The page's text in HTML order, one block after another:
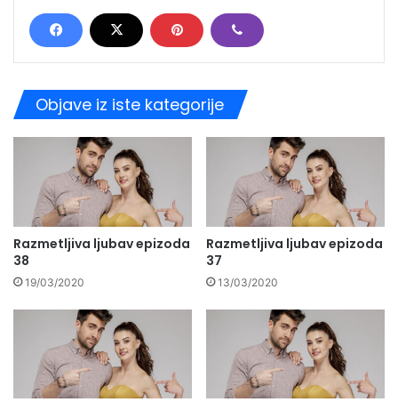
Objave iz iste kategorije
Razmetljiva ljubav epizoda
38
19/03/2020
Razmetljiva ljubav epizoda
37
13/03/2020